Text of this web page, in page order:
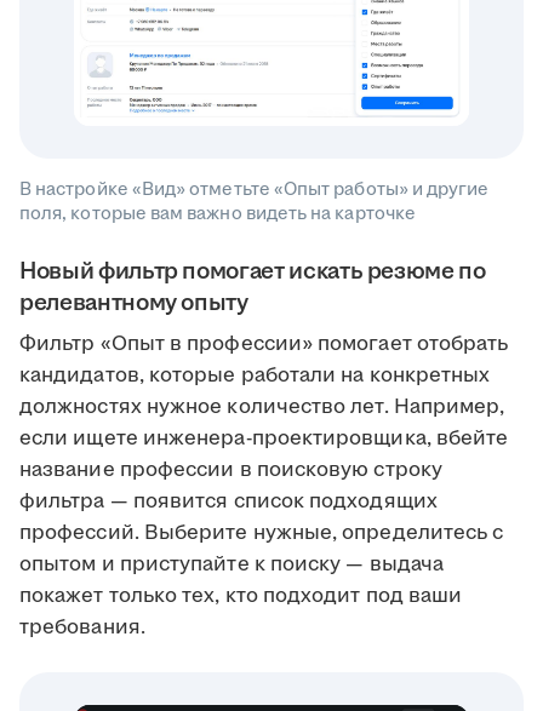
В настройке «Вид» отметьте «Опыт работы» и другие
поля, которые вам важно видеть на карточке
Новый фильтр помогает искать резюме по
релевантному опыту
Фильтр «Опыт в профессии» помогает отобрать
кандидатов, которые работали на конкретных
должностях нужное количество лет. Например,
если ищете инженера-проектировщика, вбейте
название профессии в поисковую строку
фильтра — появится список подходящих
профессий. Выберите нужные, определитесь с
опытом и приступайте к поиску — выдача
покажет только тех, кто подходит под ваши
требования.